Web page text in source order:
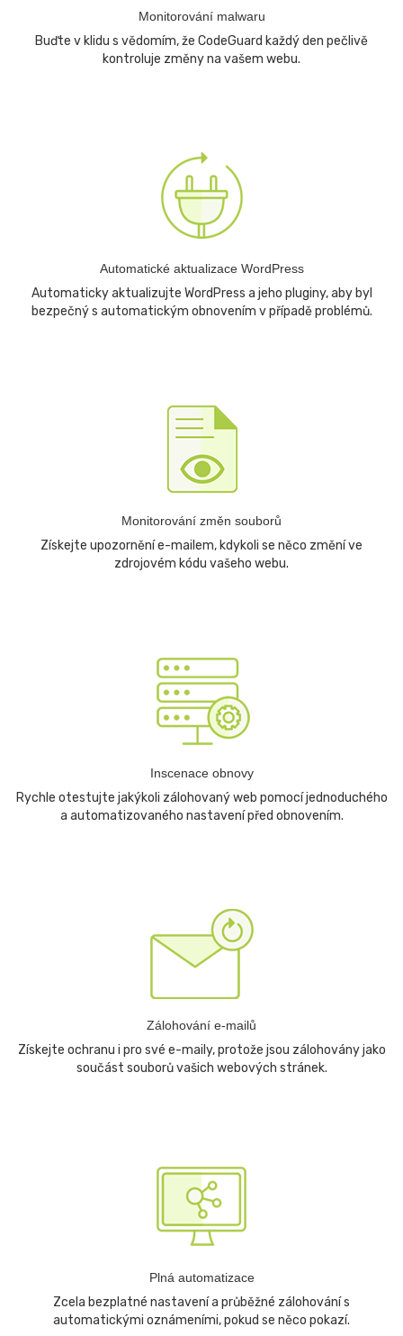
Monitorování malwaru
Buďte v klidu s vědomím, že CodeGuard každý den pečlivě
kontroluje změny na vašem webu.
Automatické aktualizace WordPress
Automaticky aktualizujte WordPress a jeho pluginy, aby byl
bezpečný s automatickým obnovením v případě problémů.
Monitorování změn souborů
Získejte upozornění e-mailem, kdykoli se něco změní ve
zdrojovém kódu vašeho webu.
Inscenace obnovy
Rychle otestujte jakýkoli zálohovaný web pomocí jednoduchého
a automatizovaného nastavení před obnovením.
Zálohování e-mailů
Získejte ochranu i pro své e-maily, protože jsou zálohovány jako
součást souborů vašich webových stránek.
Plná automatizace
Zcela bezplatné nastavení a průběžné zálohování s
automatickými oznámeními, pokud se něco pokazí.